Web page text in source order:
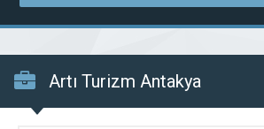
Artı Turizm Antakya